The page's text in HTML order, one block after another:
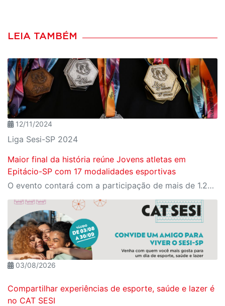
LEIA TAMBÉM
12/11/2024
Liga Sesi-SP 2024
Maior final da história reúne Jovens atletas em
Epitácio-SP com 17 modalidades esportivas
O evento contará com a participação de mais de 1.200 jovens atletas, entre 12 e 17 anos, vindos de diversas regiões de São Paulo
03/08/2026
Compartilhar experiências de esporte, saúde e lazer é
no CAT SESI